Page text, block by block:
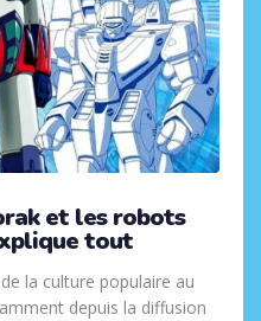
et les robots
tout
la culture populaire au
depuis la diffusion